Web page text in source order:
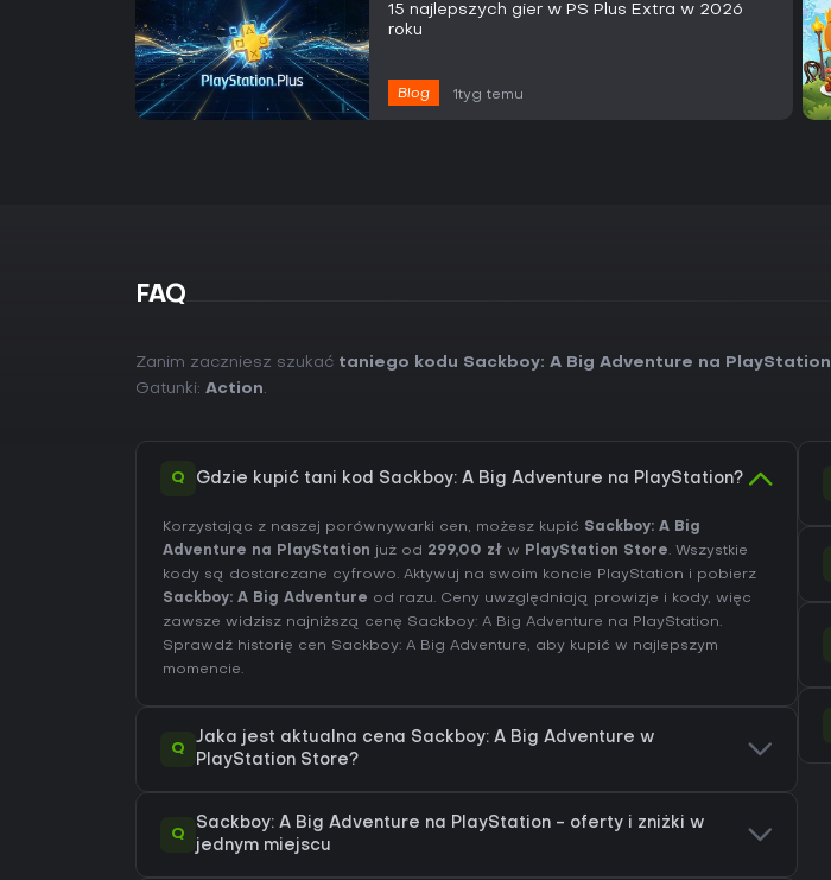
15 najlepszych gier w PS Plus Extra w 2026
roku
Blog 1tyg temu
FAQ
Zanim zaczniesz szukać taniego kodu Sackboy: A Big Adventure na PlayStation
Gatunki: Action.
Q Gdzie kupić tani kod Sackboy: A Big Adventure na PlayStation?
Korzystając z naszej porównywarki cen, możesz kupić Sackboy: A Big
Adventure na PlayStation już od 299,00 zł w PlayStation Store. Wszystkie
kody są dostarczane cyfrowo. Aktywuj na swoim koncie PlayStation i pobierz
Sackboy: A Big Adventure od razu. Ceny uwzględniają prowizje i kody, więc
zawsze widzisz najniższą cenę Sackboy: A Big Adventure na PlayStation.
Sprawdź historię cen Sackboy: A Big Adventure, aby kupić w najlepszym
momencie.
Q
Jaka jest aktualna cena Sackboy: A Big Adventure w
PlayStation Store?
Q
Sackboy: A Big Adventure na PlayStation - oferty i zniżki w
jednym miejscu